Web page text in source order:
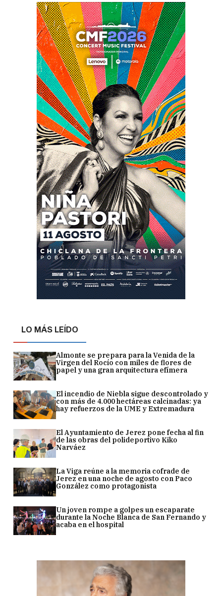
LO MÁS LEÍDO
Almonte se prepara para la Venida de la
Virgen del Rocío con miles de flores de
papel y una gran arquitectura efímera
El incendio de Niebla sigue descontrolado y
con más de 4.000 hectáreas calcinadas: ya
hay refuerzos de la UME y Extremadura
El Ayuntamiento de Jerez pone fecha al fin
de las obras del polideportivo Kiko
Narváez
La Viga reúne a la memoria cofrade de
Jerez en una noche de agosto con Paco
González como protagonista
Un joven rompe a golpes un escaparate
durante la Noche Blanca de San Fernando y
acaba en el hospital